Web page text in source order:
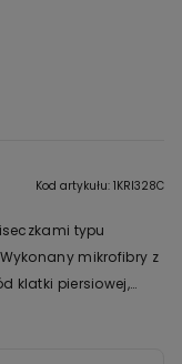
Kod artykułu: 1KRI328C
typu
mikrofibry z
klatki piersiowej,
przędzę